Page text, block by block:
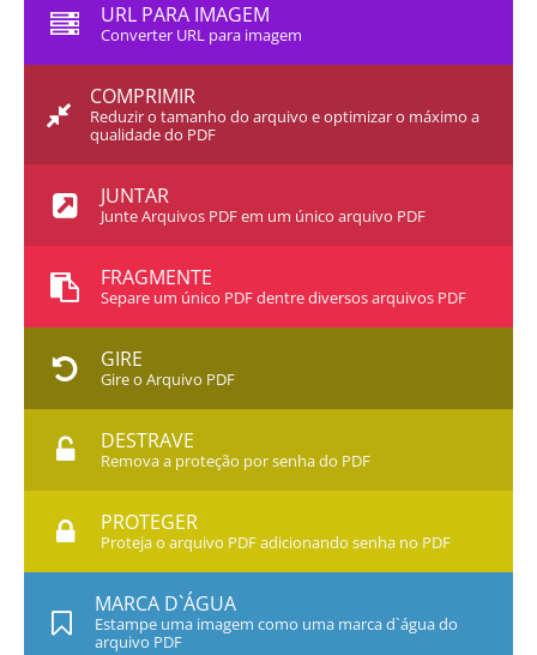
URL PARA IMAGEM
Converter URL para imagem
COMPRIMIR
Reduzir o tamanho do arquivo e optimizar o máximo a
qualidade do PDF
JUNTAR
Junte Arquivos PDF em um único arquivo PDF
FRAGMENTE
Separe um único PDF dentre diversos arquivos PDF
GIRE
Gire o Arquivo PDF
DESTRAVE
Remova a proteção por senha do PDF
PROTEGER
Proteja o arquivo PDF adicionando senha no PDF
MARCA D`ÁGUA
Estampe uma imagem como uma marca d`água do
arquivo PDF